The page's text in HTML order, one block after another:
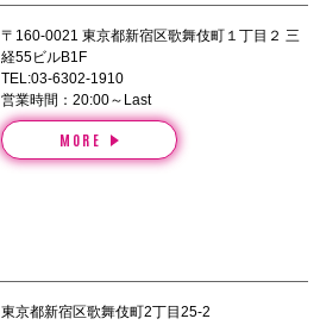
〒160-0021 東京都新宿区歌舞伎町１丁目２ 三
経55ビルB1F
TEL:03-6302-1910
営業時間：20:00～Last
MORE
東京都新宿区歌舞伎町2丁目25-2